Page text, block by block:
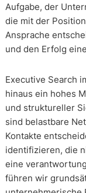
Aufgabe, der
die mit der
Ansprache
und den Erfolg
Executive Search
hinaus ein hohes
und struktureller
sind belastbare
Kontakte
identifizieren, die
eine
führen wir